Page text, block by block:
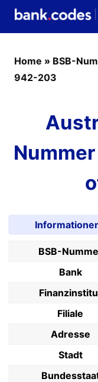
Home » BSB-
942-203
BSB-
Bank
Filiale
Adresse
Stadt